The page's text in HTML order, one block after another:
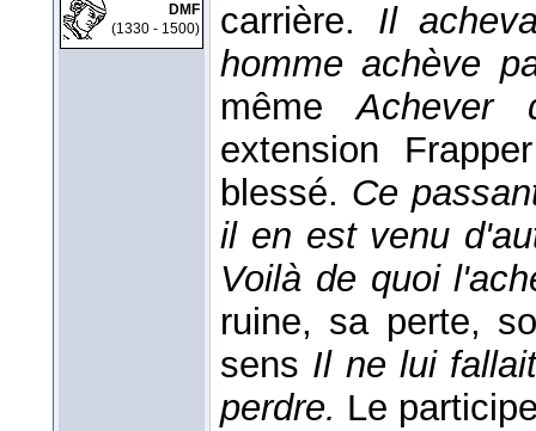
DMF
(1330 - 1500)
carrière. Il
homme achève
même
extension
blessé. Ce
il en est venu
Voilà de quoi
ruine, sa perte,
sens Il ne lui
perdre. Le